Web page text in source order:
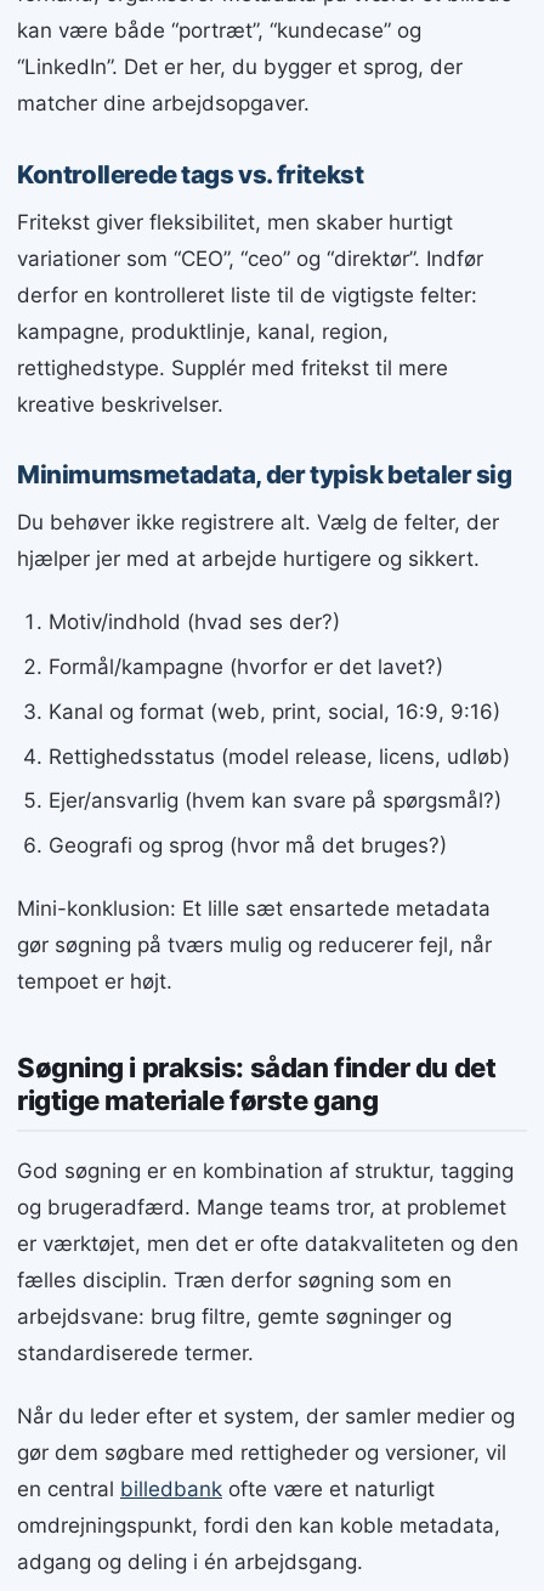
kan være både “portræt”, “kundecase” og
“LinkedIn”. Det er her, du bygger et sprog, der
matcher dine arbejdsopgaver.
Kontrollerede tags vs. fritekst
Fritekst giver fleksibilitet, men skaber hurtigt
variationer som “CEO”, “ceo” og “direktør”. Indfør
derfor en kontrolleret liste til de vigtigste felter:
kampagne, produktlinje, kanal, region,
rettighedstype. Supplér med fritekst til mere
kreative beskrivelser.
Minimumsmetadata, der typisk betaler sig
Du behøver ikke registrere alt. Vælg de felter, der
hjælper jer med at arbejde hurtigere og sikkert.
Motiv/indhold (hvad ses der?)
Formål/kampagne (hvorfor er det lavet?)
Kanal og format (web, print, social, 16:9, 9:16)
Rettighedsstatus (model release, licens, udløb)
Ejer/ansvarlig (hvem kan svare på spørgsmål?)
Geografi og sprog (hvor må det bruges?)
Mini-konklusion: Et lille sæt ensartede metadata
gør søgning på tværs mulig og reducerer fejl, når
tempoet er højt.
Søgning i praksis: sådan finder du det
rigtige materiale første gang
God søgning er en kombination af struktur, tagging
og brugeradfærd. Mange teams tror, at problemet
er værktøjet, men det er ofte datakvaliteten og den
fælles disciplin. Træn derfor søgning som en
arbejdsvane: brug filtre, gemte søgninger og
standardiserede termer.
Når du leder efter et system, der samler medier og
gør dem søgbare med rettigheder og versioner, vil
en central billedbank ofte være et naturligt
omdrejningspunkt, fordi den kan koble metadata,
adgang og deling i én arbejdsgang.